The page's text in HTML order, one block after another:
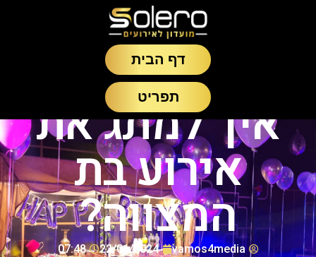
דף הבית
תפריט
איך למתג את
אירוע בת
המצווה?
vamos4media
22/01/2024
07:48